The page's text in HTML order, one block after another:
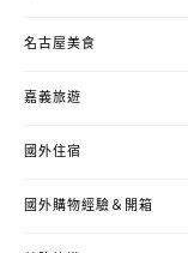
名古屋美食
嘉義旅遊
國外住宿
國外購物經驗＆開箱